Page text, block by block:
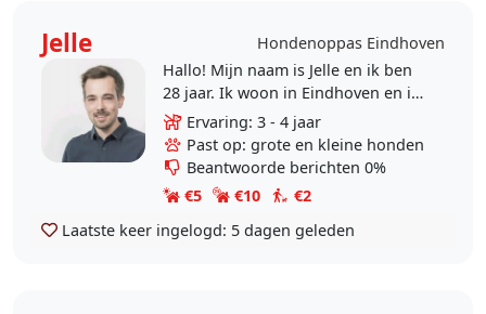
Jelle
Hondenoppas Eindhoven
Hallo! Mijn naam is Jelle en ik ben
28 jaar. Ik woon in Eindhoven en ik
vindt het erg leuk om op honden te
passen. Momenteel is het niet
mogelijk..
Ervaring: 3 - 4 jaar
Past op: grote en kleine honden
Beantwoorde berichten 0%
€5
€10
€2
Laatste keer ingelogd: 5 dagen geleden